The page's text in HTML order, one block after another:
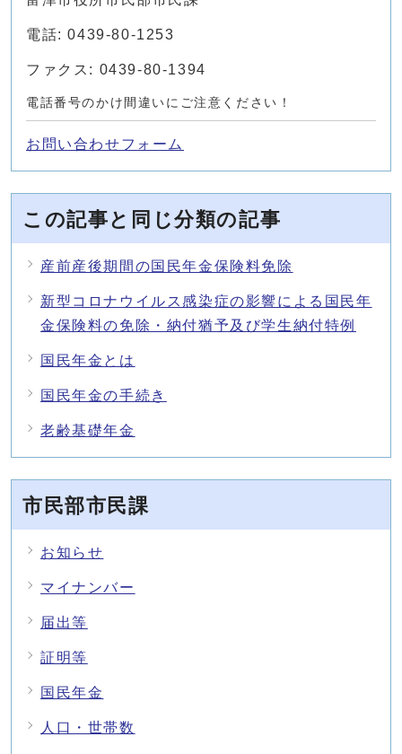
電話: 0439-80-1253
ファクス: 0439-80-1394
電話番号のかけ間違いにご注意ください！
お問い合わせフォーム
この記事と同じ分類の記事
産前産後期間の国民年金保険料免除
新型コロナウイルス感染症の影響による国民年
金保険料の免除・納付猶予及び学生納付特例
国民年金とは
国民年金の手続き
老齢基礎年金
市民部市民課
お知らせ
マイナンバー
届出等
証明等
国民年金
人口・世帯数